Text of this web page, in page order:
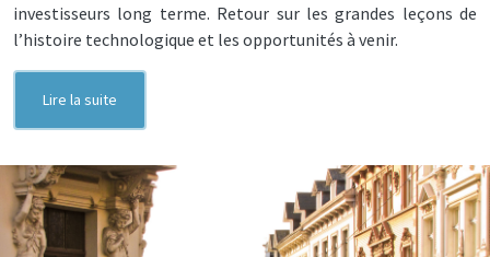
investisseurs long terme. Retour sur les grandes leçons de
l’histoire technologique et les opportunités à venir.
Lire la suite